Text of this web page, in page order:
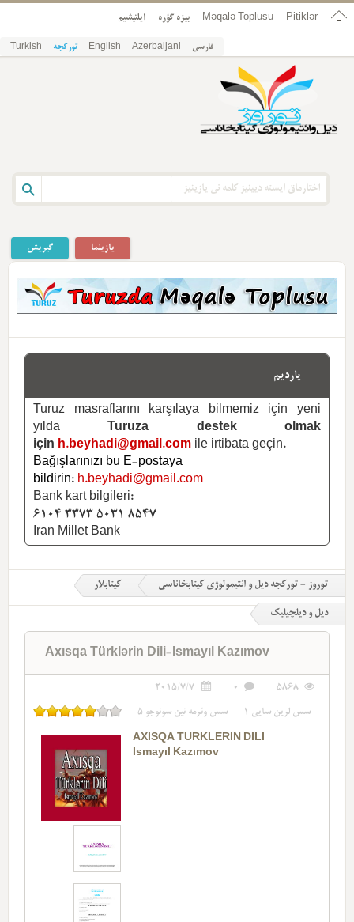
Pitiklər
Məqalə Toplusu بیزه گؤره ایلتیشیم
فارسی Azerbaijani
English تورکجه Turkish
گیریش یازیلما
یاردیم
Turuz masraflarını karşılaya bilmemiz için yeni
yılda
Turuza destek olmak
için h.beyhadi@gmail.com ile irtibata geçin.
Bağışlarınızı bu E-postaya
bildirin: h.beyhadi@gmail.com
Bank kart bilgileri:
6104 3373 5031 8547
Iran Millet Bank
توروز - تورکجه دیل و ائتیمولوژی کیتابخاناسی کیتابلار
دیل و دیلچیلیک
Axısqa Türklərin Dili-Ismayıl Kazımov
5868
0
2015/7/7
سس لرین سایی 1 سس وئرمه نین سونوجو 5
AXISQA TÜRKLERIN DILI
Ismayıl Kazımov